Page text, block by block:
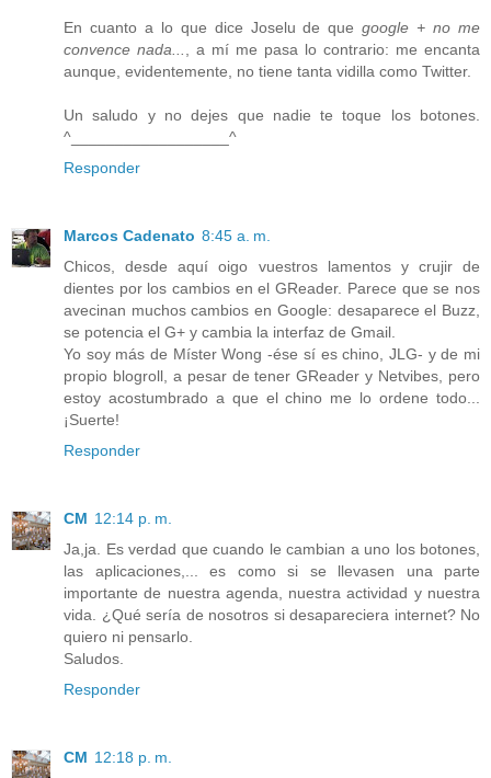
En cuanto a lo que dice Joselu de quegoogle + no me
convence nada...
, a mí me pasa lo contrario: me encanta
aunque, evidentemente, no tiene tanta vidilla como Twitter.
Un saludo y no dejes que nadie te toque los botones.
^__________________^
Responder
Marcos Cadenato 8:45 a. m.
Chicos, desde aquí oigo vuestros lamentos y crujir de
dientes por los cambios en el GReader. Parece que se nos
avecinan muchos cambios en Google: desaparece el Buzz,
se potencia el G+ y cambia la interfaz de Gmail.
Yo soy más de Míster Wong -ése sí es chino, JLG- y de mi
propio blogroll, a pesar de tener GReader y Netvibes, pero
estoy acostumbrado a que el chino me lo ordene todo...
¡Suerte!
Responder
CM 12:14 p. m.
Ja,ja. Es verdad que cuando le cambian a uno los botones,
las aplicaciones,... es como si se llevasen una parte
importante de nuestra agenda, nuestra actividad y nuestra
vida. ¿Qué sería de nosotros si desapareciera internet? No
quiero ni pensarlo.
Saludos.
Responder
CM 12:18 p. m.